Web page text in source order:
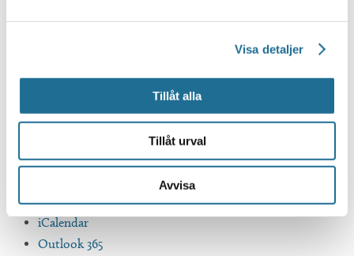
Visa detaljer
Tillåt alla
Tillåt urval
Avvisa
Google Kalender
iCalendar
Outlook 365